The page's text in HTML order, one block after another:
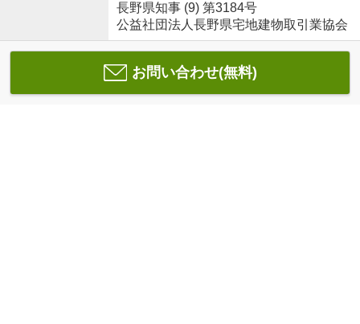
長野県知事 (9) 第3184号
公益社団法人長野県宅地建物取引業協会
お問い合わせ(無料)